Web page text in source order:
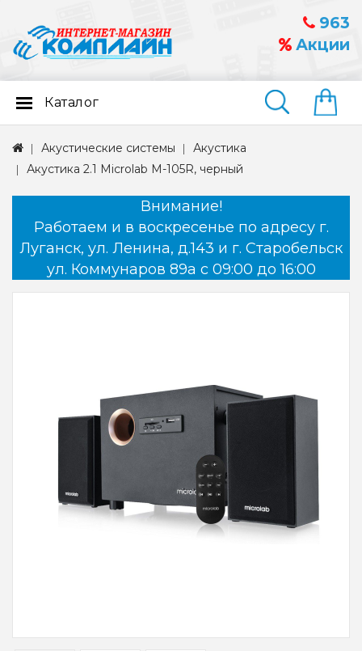
963
Акции
Найти
Каталог
Акустические системы
Акустика
Акустика 2.1 Microlab M-105R, черный
Внимание!
Работаем и в воскресенье по адресу г.
Луганск, ул. Ленина, д.143 и г. Старобельск
ул. Коммунаров 89а с 09:00 до 16:00